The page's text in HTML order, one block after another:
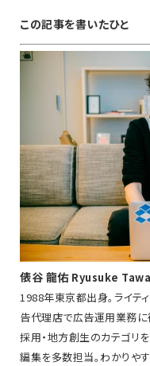
この記事を書いたひと
俵谷 龍佑 Ryusuke
1988年東京都出身。ライテ
告代理店で広告運用業務に
採用・地方創生のカテゴリ
編集を多数担当。わかりや